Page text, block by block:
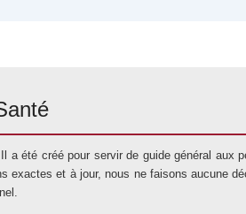
a été créé pour servir de guide général aux
et à jour, nous ne faisons aucune